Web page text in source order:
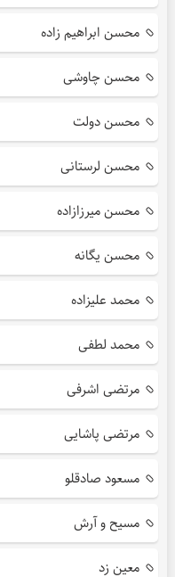
محسن ابراهیم زاده
محسن چاوشی
محسن دولت
محسن لرستانی
محسن میرزازاده
محسن یگانه
محمد علیزاده
محمد لطفی
مرتضی اشرفی
مرتضی پاشایی
مسعود صادقلو
مسیح و آرش
معین زد